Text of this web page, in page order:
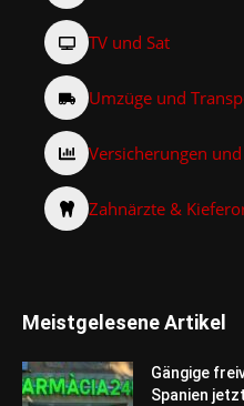
TV und Sat
Umzüge und
Versicherungen
Zahnärzte &
Meistgelesene Artikel
Gängige
Spanien